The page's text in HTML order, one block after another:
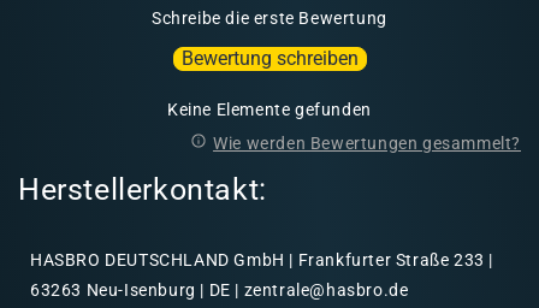
Schreibe die erste Bewertung
Bewertung schreiben
Keine Elemente gefunden
Wie werden Bewertungen gesammelt?
Herstellerkontakt:
HASBRO DEUTSCHLAND GmbH | Frankfurter Straße 233 |
63263 Neu-Isenburg | DE | zentrale@hasbro.de